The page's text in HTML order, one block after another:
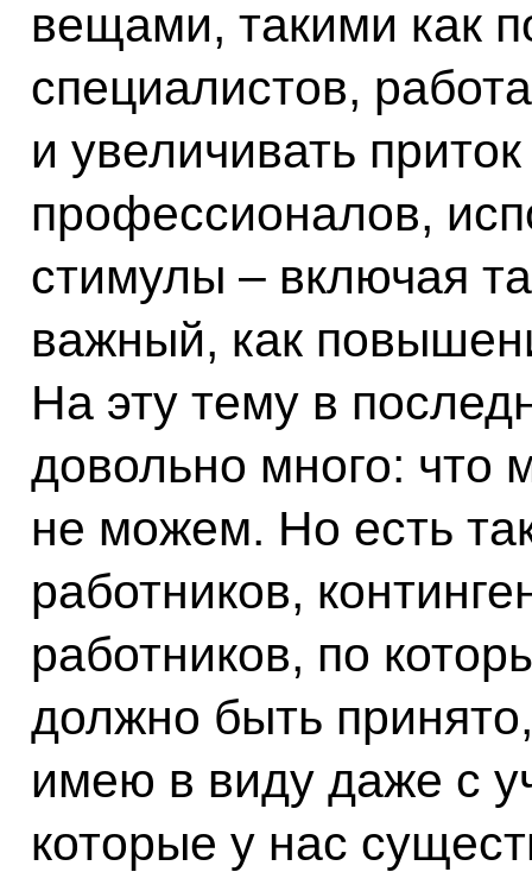
вещами, такими как
специалистов,
и увеличивать
профессионалов,
стимулы – включая
важный, как
На эту тему в
довольно много:
не можем. Но есть
работников,
работников, по
должно быть
имею в виду даже с
которые у нас